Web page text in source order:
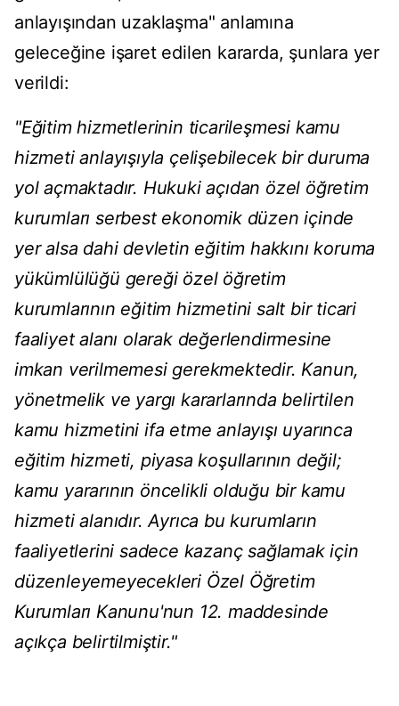
anlayışından uzaklaşma" anlamına
geleceğine işaret edilen kararda, şunlara yer
verildi:
"Eğitim hizmetlerinin ticarileşmesi kamu
hizmeti anlayışıyla çelişebilecek bir duruma
yol açmaktadır. Hukuki açıdan özel öğretim
kurumları serbest ekonomik düzen içinde
yer alsa dahi devletin eğitim hakkını koruma
yükümlülüğü gereği özel öğretim
kurumlarının eğitim hizmetini salt bir ticari
faaliyet alanı olarak değerlendirmesine
imkan verilmemesi gerekmektedir. Kanun,
yönetmelik ve yargı kararlarında belirtilen
kamu hizmetini ifa etme anlayışı uyarınca
eğitim hizmeti, piyasa koşullarının değil;
kamu yararının öncelikli olduğu bir kamu
hizmeti alanıdır. Ayrıca bu kurumların
faaliyetlerini sadece kazanç sağlamak için
düzenleyemeyecekleri Özel Öğretim
Kurumları Kanunu'nun 12. maddesinde
açıkça belirtilmiştir."